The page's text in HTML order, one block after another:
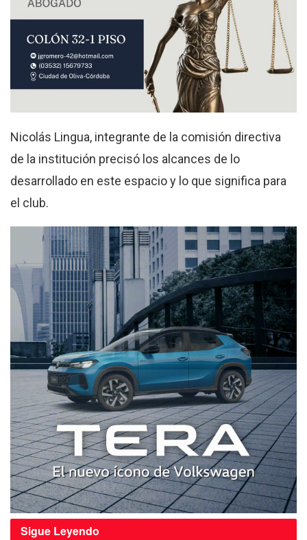
Nicolás Lingua, integrante de la comisión directiva
de la institución precisó los alcances de lo
desarrollado en este espacio y lo que significa para
el club.
Sigue Leyendo